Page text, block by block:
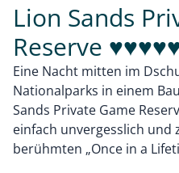
Lion Sands
Reserve
Eine Nacht mitten im
Nationalparks in einem
Sands Private Game
einfach unvergesslich
berühmten „Once in a